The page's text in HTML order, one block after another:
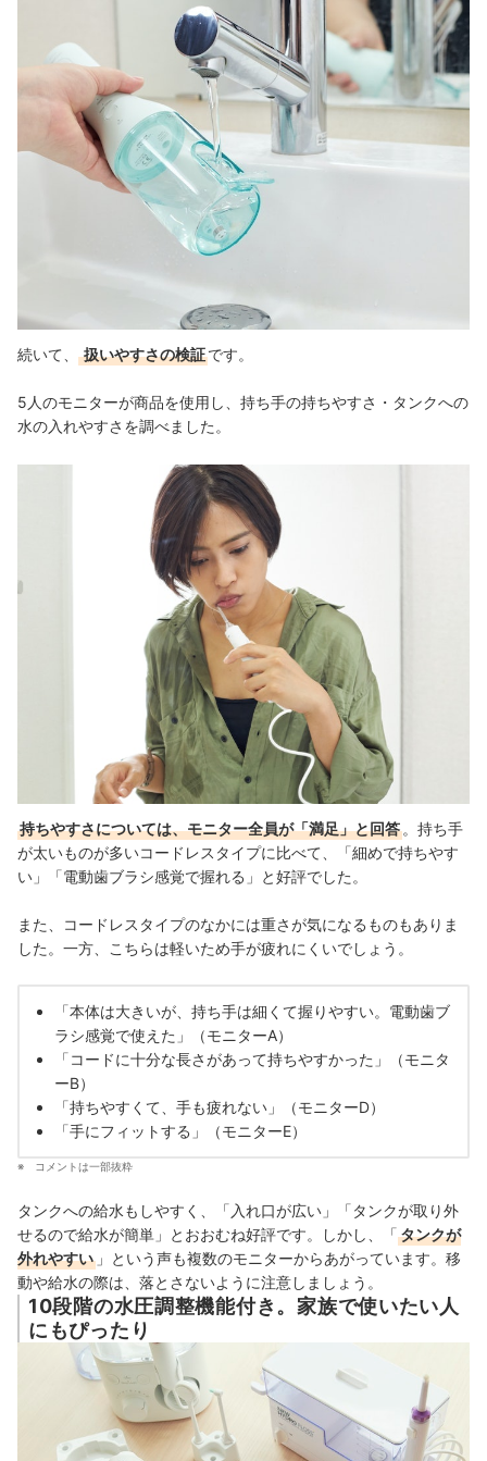
続いて、 扱いやすさの検証です。
5人のモニターが商品を使用し、持ち手の持ちやすさ・タンクへの
水の入れやすさを調べました。
持ちやすさについては、モニター全員が「満足」と回答 。持ち手
が太いものが多いコードレスタイプに比べて、「細めで持ちやす
い 」「電動歯ブラシ感覚で握れる」と好評でした。
また、コードレスタイプのなかには重さが気になるものもありま
した。一方、こちらは軽いため手が疲れにくいでしょう。
「本体は大きいが、持ち手は細くて握りやすい。電動歯ブ
ラシ感覚で使えた」（モニターA）
「コードに十分な長さがあって持ちやすかった」（モニタ
ーB）
「持ちやすくて、手も疲れない」（モニターD）
「手にフィットする」（モニターE）
コメントは一部抜粋
タンクへの給水もしやすく、「入れ口が広い」「タンクが取り外
せるので給水が簡単」とおおむね好評です。しかし、「タンクが
外れやすい 」という声も複数のモニターからあがっています。移
動や給水の際は、落とさないように注意しましょう。
10段階の水圧調整機能付き。家族で使いたい人
にもぴったり